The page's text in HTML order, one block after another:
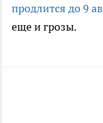
продлится до 9
еще и грозы.